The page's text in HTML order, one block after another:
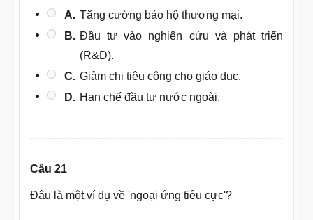
A. Tăng cường bảo hộ thương mại.
B. Đầu tư vào nghiên cứu và phát triển
(R&D).
C. Giảm chi tiêu công cho giáo dục.
D. Hạn chế đầu tư nước ngoài.
Câu 21
Đâu là một ví dụ về 'ngoại ứng tiêu cực'?